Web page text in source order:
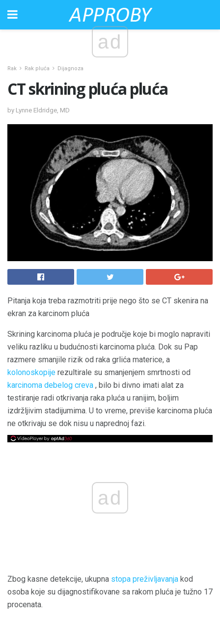
ad
Rak Rak pluća Dijagnoza
CT skrining pluća pluća
by Lynne Eldridge, MD
Pitanja koja treba razmotriti prije nego što se CT skenira na
ekran za karcinom pluća
Skrining karcinoma pluća je područje koje bi moglo napraviti
veliku razliku u budućnosti karcinoma pluća. Dok su Pap
razmere smanjile rizik od raka grlića materice, a
kolonoskopije rezultirale su smanjenjem smrtnosti od
karcinoma debelog creva , bilo bi divno imati alat za
testiranje radi otkrivanja raka pluća u ranijim, boljim
izdržljivim stadijumima. U to vreme, previše karcinoma pluća
ne otkrivaju se dok nisu u naprednoj fazi.
ad
Zbog kasne detekcije, ukupna stopa preživljavanja kod
osoba koje su dijagnostifikovane sa rakom pluća je tužno 17
procenata.